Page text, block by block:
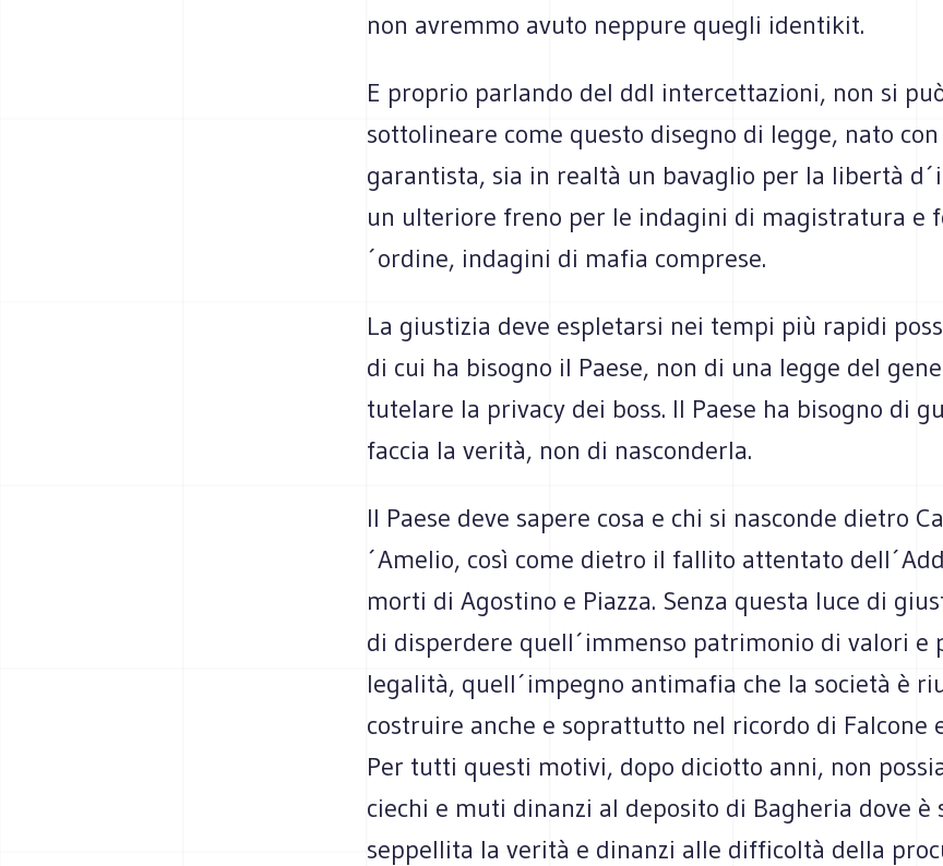
non avremmo avuto neppure quegli identikit.
E proprio parlando del ddl intercettazioni, non si
sottolineare come questo disegno di legge, nato
garantista, sia in realtà un bavaglio per la libertà
un ulteriore freno per le indagini di magistratura e
´ordine, indagini di mafia comprese.
La giustizia deve espletarsi nei tempi più rapidi
di cui ha bisogno il Paese, non di una legge del
tutelare la privacy dei boss. Il Paese ha bisogno di
faccia la verità, non di nasconderla.
Il Paese deve sapere cosa e chi si nasconde dietro
´Amelio, così come dietro il fallito attentato
morti di Agostino e Piazza. Senza questa luce di
di disperdere quell´immenso patrimonio di valori e
legalità, quell´impegno antimafia che la società è
costruire anche e soprattutto nel ricordo di Falcone
Per tutti questi motivi, dopo diciotto anni, non
ciechi e muti dinanzi al deposito di Bagheria dove è
seppellita la verità e dinanzi alle difficoltà della